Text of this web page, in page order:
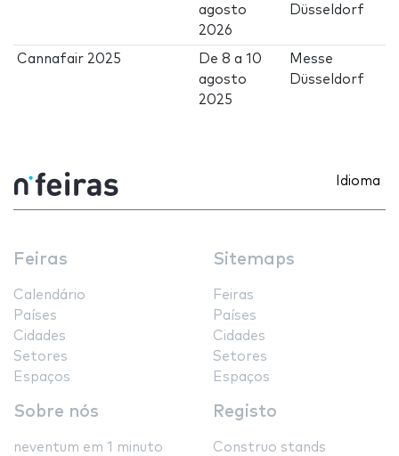
agosto
2026
Düsseldorf
Cannafair 2025 De8 a10
agosto
2025
Messe
Düsseldorf
Idioma
Feiras
Calendário
Países
Cidades
Setores
Espaços
Sitemaps
Feiras
Países
Cidades
Setores
Espaços
Sobre nós
neventum em 1 minuto
Registo
Construo stands